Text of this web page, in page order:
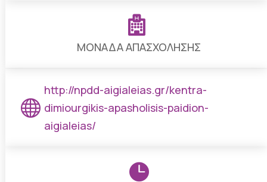

ΜΟΝΑΔΑ ΑΠΑΣΧΟΛΗΣΗΣ

http://npdd-aigialeias.gr/kentra-
dimiourgikis-apasholisis-paidion-
aigialeias/
